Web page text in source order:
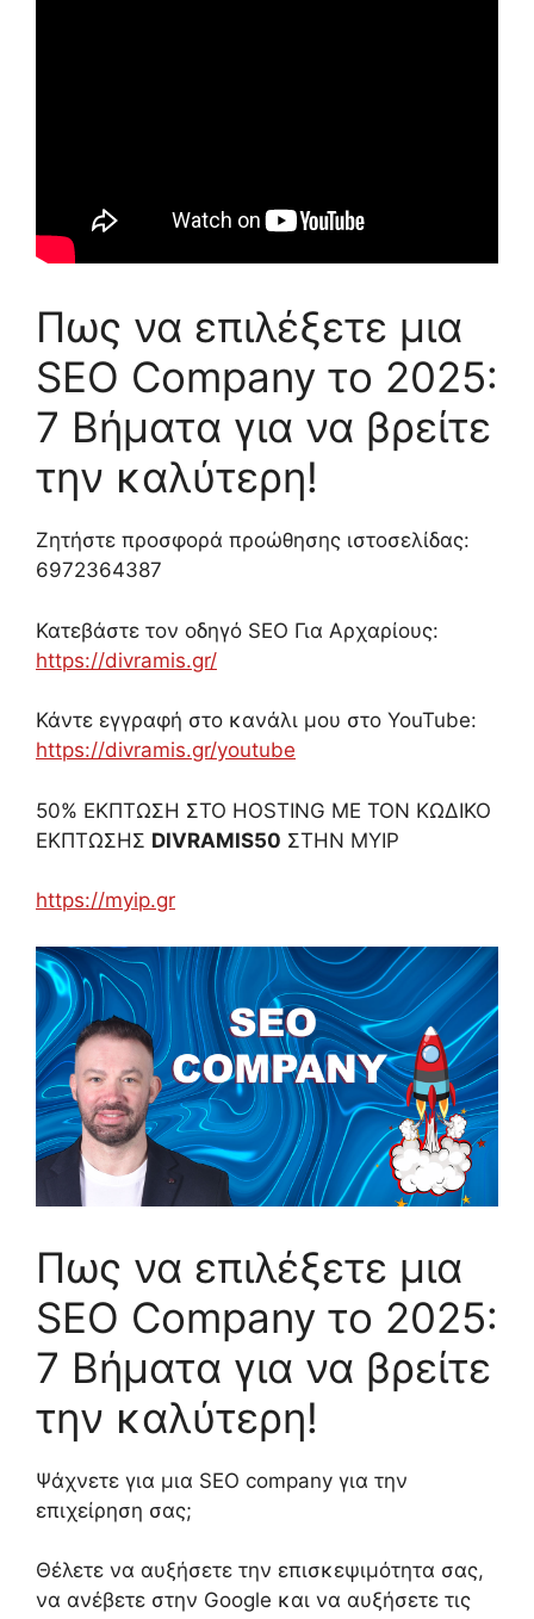
Πως να επιλέξετε μια
SEO Company το 2025:
7 Βήματα για να βρείτε
την καλύτερη!
Ζητήστε προσφορά προώθησης ιστοσελίδας:
6972364387
Κατεβάστε τον οδηγό SEO Για Αρχαρίους:
https://divramis.gr/
Κάντε εγγραφή στο κανάλι μου στο YouTube:
https://divramis.gr/youtube
50% ΕΚΠΤΩΣΗ ΣΤΟ HOSTING ΜΕ ΤΟΝ ΚΩΔΙΚΟ
ΕΚΠΤΩΣΗΣ DIVRAMIS50 ΣΤΗΝ MYIP
https://myip.gr
Πως να επιλέξετε μια
SEO Company το 2025:
7 Βήματα για να βρείτε
την καλύτερη!
Ψάχνετε για μια SEO company για την
επιχείρηση σας;
Θέλετε να αυξήσετε την επισκεψιμότητα σας,
να ανέβετε στην Google και να αυξήσετε τις